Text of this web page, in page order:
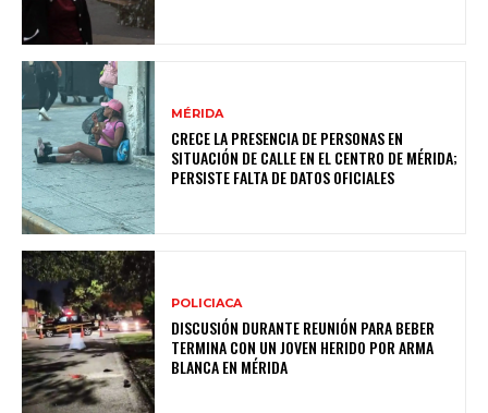
MÉRIDA
CRECE LA PRESENCIA DE PERSONAS EN
SITUACIÓN DE CALLE EN EL CENTRO DE MÉRIDA;
PERSISTE FALTA DE DATOS OFICIALES
POLICIACA
DISCUSIÓN DURANTE REUNIÓN PARA BEBER
TERMINA CON UN JOVEN HERIDO POR ARMA
BLANCA EN MÉRIDA